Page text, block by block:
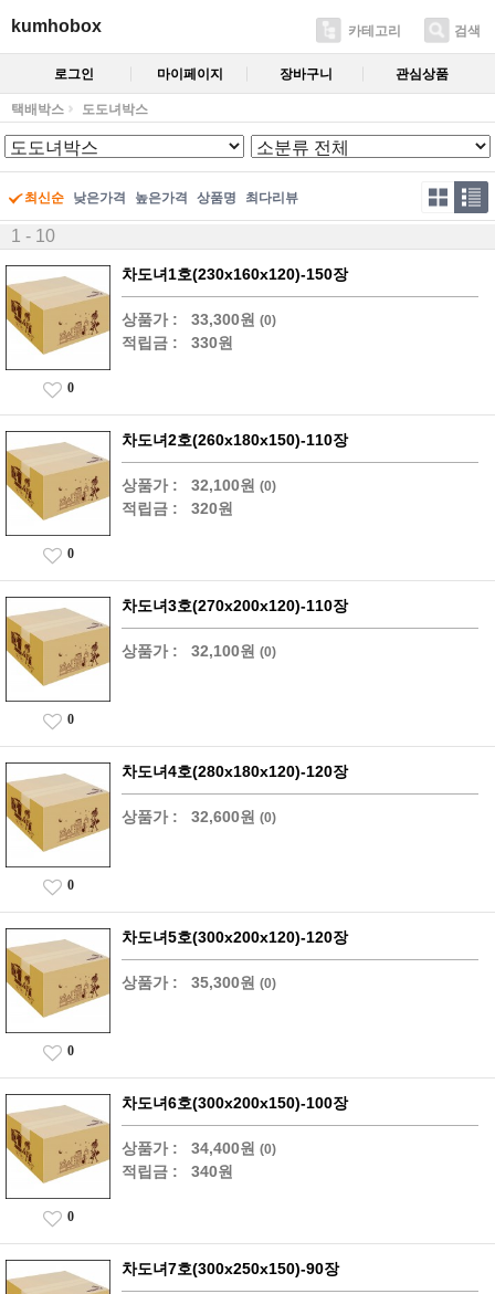
kumhobox 카테고리 검색
로그인 마이페이지 장바구니 관심상품
택배박스 도도녀박스
최신순 낮은가격 높은가격 상품명 최다리뷰
1 - 10
차도녀1호(230x160x120)-150장
상품가 : 33,300원 (0)
적립금 : 330원
0
차도녀2호(260x180x150)-110장
상품가 : 32,100원 (0)
적립금 : 320원
0
차도녀3호(270x200x120)-110장
상품가 : 32,100원 (0)
0
차도녀4호(280x180x120)-120장
상품가 : 32,600원 (0)
0
차도녀5호(300x200x120)-120장
상품가 : 35,300원 (0)
0
차도녀6호(300x200x150)-100장
상품가 : 34,400원 (0)
적립금 : 340원
0
차도녀7호(300x250x150)-90장